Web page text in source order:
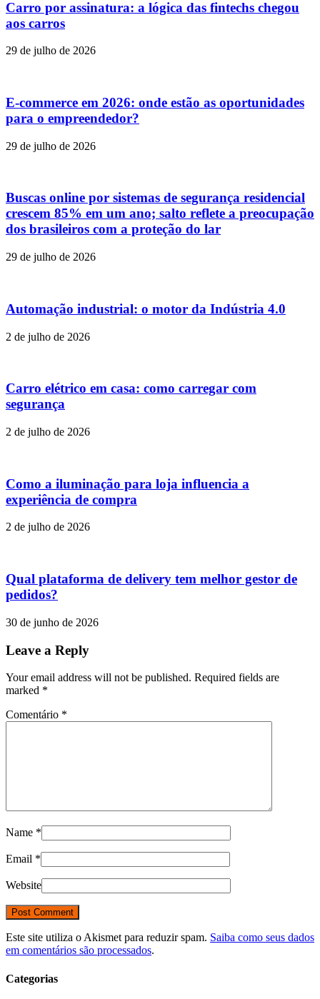
Carro por assinatura: a lógica das fintechs chegou
aos carros
29 de julho de 2026
E-commerce em 2026: onde estão as oportunidades
para o empreendedor?
29 de julho de 2026
Buscas online por sistemas de segurança residencial
crescem 85% em um ano; salto reflete a preocupação
dos brasileiros com a proteção do lar
29 de julho de 2026
Automação industrial: o motor da Indústria 4.0
2 de julho de 2026
Carro elétrico em casa: como carregar com
segurança
2 de julho de 2026
Como a iluminação para loja influencia a
experiência de compra
2 de julho de 2026
Qual plataforma de delivery tem melhor gestor de
pedidos?
30 de junho de 2026
Leave a Reply
Your email address will not be published. Required fields are
marked *
Comentário *
Name *
Email *
Website
Este site utiliza o Akismet para reduzir spam. Saiba como seus dados
em comentários são processados.
Categorias